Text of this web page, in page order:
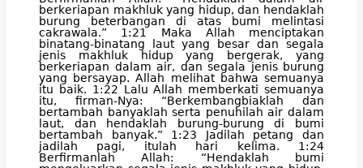
berkeriapan makhluk yang hidup, dan hendaklah
burung beterbangan di atas bumi melintasi
cakrawala.” 1:21 Maka Allah menciptakan
binatang-binatang laut yang besar dan segala
jenis makhluk hidup yang bergerak, yang
berkeriapan dalam air, dan segala jenis burung
yang bersayap. Allah melihat bahwa semuanya
itu baik. 1:22 Lalu Allah memberkati semuanya
itu, firman-Nya: “Berkembangbiaklah dan
bertambah banyaklah serta penuhilah air dalam
laut, dan hendaklah burung-burung di bumi
bertambah banyak.” 1:23 Jadilah petang dan
jadilah pagi, itulah hari kelima. 1:24
Berfirmanlah Allah: “Hendaklah bumi